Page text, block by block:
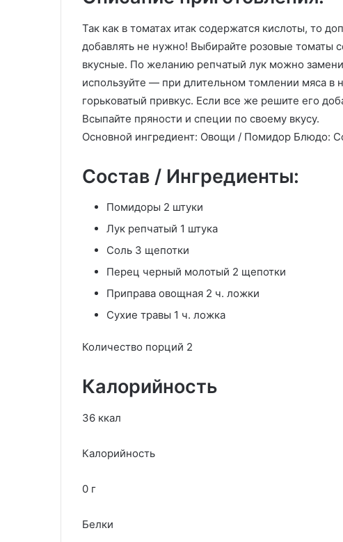
Так как в томатах итак содержатся кислоты, то
добавлять не нужно! Выбирайте розовые томаты
вкусные. По желанию репчатый лук можно
используйте — при длительном томлении мяса в
горьковатый привкус. Если все же решите его
Всыпайте пряности и специи по своему вкусу.
Основной ингредиент: Овощи / Помидор Блюдо:
Состав / Ингредиенты:
Помидоры 2 штуки
Лук репчатый 1 штука
Соль 3 щепотки
Перец черный молотый 2 щепотки
Приправа овощная 2 ч. ложки
Сухие травы 1 ч. ложка
Количество порций 2
Калорийность
36 ккал
Калорийность
0 г
Белки